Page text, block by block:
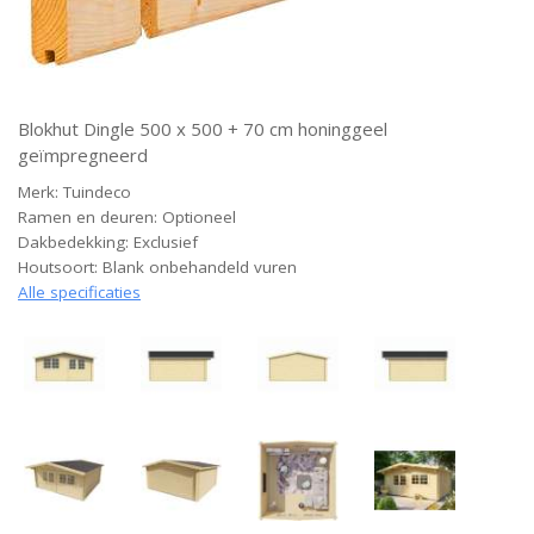
Blokhut Dingle 500 x 500 + 70 cm honinggeel
geïmpregneerd
Merk: Tuindeco
Ramen en deuren: Optioneel
Dakbedekking: Exclusief
Houtsoort: Blank onbehandeld vuren
Alle specificaties